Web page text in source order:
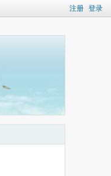
注册 登录